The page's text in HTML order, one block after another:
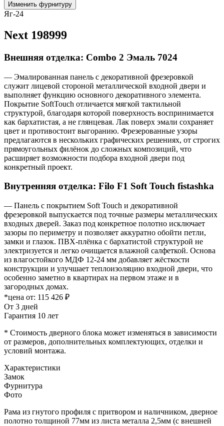
Изменить фурнитуру
Яг-24
Next 198999
Внешняя отделка: Combo 2 Эмаль 7024
— Эмалированная панель с декоративной фрезеровкой
служит лицевой стороной металлической входной двери и
выполняет функцию основного декоративного элемента.
Покрытие SoftTouch отличается мягкой тактильной
структурой, благодаря которой поверхность воспринимается
как бархатистая, а не глянцевая. Лак поверх эмали сохраняет
цвет и противостоит выгоранию. Фрезерованные узоры
предлагаются в нескольких графических решениях, от строгих
прямоугольных филёнок до сложных композиций, что
расширяет возможности подбора входной двери под
конкретный проект.
Внутренняя отделка: Filo F1 Soft Touch fistashka
— Панель с покрытием Soft Touch и декоративной
фрезеровкой выпускается под точные размеры металлических
входных дверей. Заказ под конкретное полотно исключает
зазоры по периметру и позволяет аккуратно обойти петли,
замки и глазок. ПВХ-плёнка с бархатистой структурой не
электризуется и легко очищается влажной салфеткой. Основа
из влагостойкого МДФ 12-24 мм добавляет жёсткости
конструкции и улучшает теплоизоляцию входной двери, что
особенно заметно в квартирах на первом этаже и в
загородных домах.
*цена от: 115 426 ₽
От 3 дней
Гарантия 10 лет
* Стоимость дверного блока может изменяться в зависимости
от размеров, дополнительных комплектующих, отделки и
условий монтажа.
Характеристики
Замок
Фурнитура
Фото
Рама из гнутого профиля с притвором и наличником, дверное
полотно толщиной 77мм из листа металла 2,5мм (с внешней